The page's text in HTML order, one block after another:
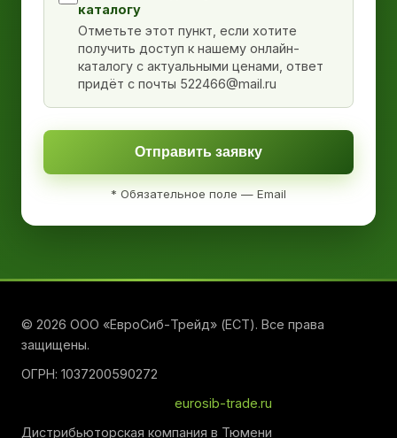
каталогу
Отметьте этот пункт, если хотите
получить доступ к нашему онлайн-
каталогу с актуальными ценами, ответ
придёт с почты 522466@mail.ru
Отправить заявку
* Обязательное поле — Email
© 2026 ООО «ЕвроСиб-Трейд» (ЕСТ). Все права
защищены.
ОГРН: 1037200590272
eurosib-trade.ru
Дистрибьюторская компания в Тюмени